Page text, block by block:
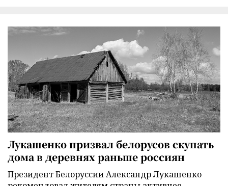
Лукашенко призвал белорусов скупать
дома в деревнях раньше россиян
Президент Белоруссии Александр Лукашенко